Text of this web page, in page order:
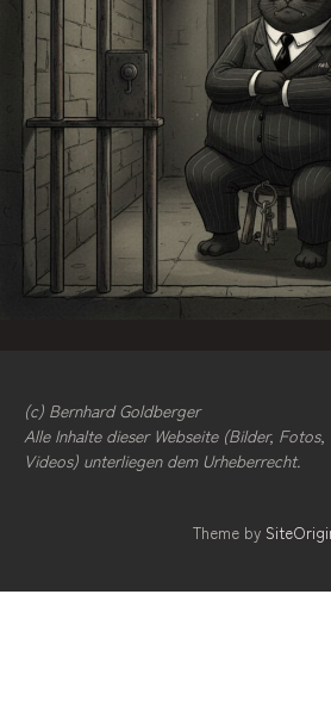
(c) Bernhard Goldberger
Alle Inhalte dieser Webseite (Bilder, Fotos,
Videos) unterliegen dem Urheberrecht.
Theme by